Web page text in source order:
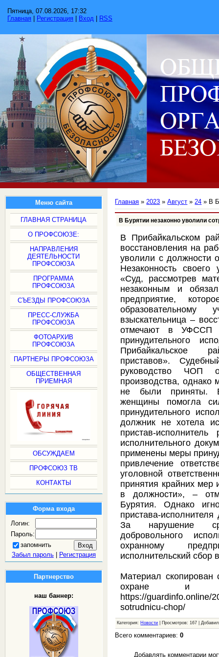
Пятница, 07.08.2026, 17:32
Главная
Регистрация Вход RSS
Меню сайта
ГЛАВНАЯ СТРАНИЦА
О ПРОФСОЮЗЕ:
НАПРАВЛЕНИЯ
ДЕЯТЕЛЬНОСТИ
ПРОФСОЮЗА
ПРОГРАММА
ПРОФСОЮЗА
СЪЕЗДЫ ПРОФСОЮЗА
ПРЕСС-СЛУЖБА
ПРОФСОЮЗА
ФОТОАРХИВ
ПРОФСОЮЗА
ПАРТНЕРЫ ПРОФСОЮЗА
ОБЩЕСТВЕННАЯ
ПРИЕМНАЯ
ОБСУЖДАЕМ
ПРОФСОЮЗ ТВ
КОНТАКТЫ
Форма входа
Логин:
Пароль:
запомнить
Забыл пароль| Регистрация
Партнерство
наш баннер:
Главная »2023 » Август » 24 » В
В Бурятии незаконно уволили
В Прибайкальском
восстановления на
уволили с должности
Незаконность
«Суд, рассмотрев
незаконным и
предприятие,
взыскательница –
отмечают в УФССП
принудительного
Прибайкальское
приставов».
руководство ЧОП о
производства,
не были приняты.
женщины помогла
принудительного
должник не хотела
пристав-
исполнительного
применены меры
привлечение
уголовной
принятия крайних мер
в должности», –
Бурятия. Однако
пристава-
За нарушение
добровольного
охранному
исполнительский сбор
Материал скопирован
охране и
https://guardinfo.online/
sotrudnicu-chop/
Категория: Новости | Просмотров: 167 |
Всего комментариев:0
Добавлять комментарии